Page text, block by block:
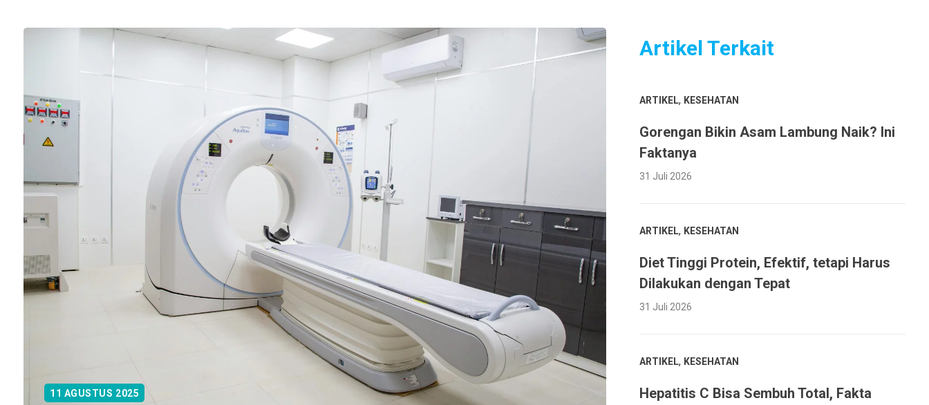
11 AGUSTUS 2025
Artikel Terkait
ARTIKEL, KESEHATAN
Gorengan Bikin Asam Lambung Naik? Ini
Faktanya
31 Juli 2026
ARTIKEL, KESEHATAN
Diet Tinggi Protein, Efektif, tetapi Harus
Dilakukan dengan Tepat
31 Juli 2026
ARTIKEL, KESEHATAN
Hepatitis C Bisa Sembuh Total, Fakta